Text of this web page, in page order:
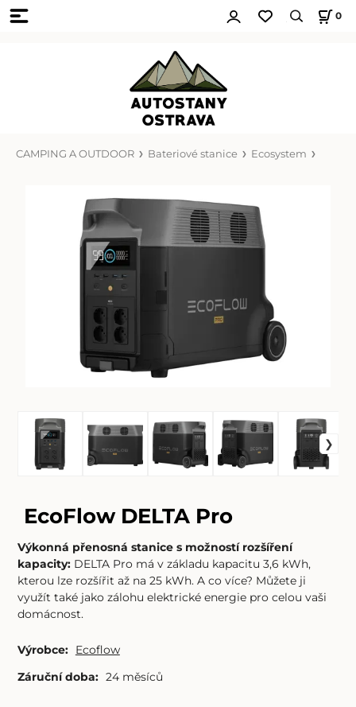
0
CAMPING A OUTDOOR Bateriové stanice Ecosystem
EcoFlow DELTA Pro
Výkonná přenosná stanice s možností rozšíření
kapacity:DELTA Pro má v základu kapacitu 3,6 kWh,
kterou lze rozšířit až na 25 kWh. A co více? Můžete ji
využít také jako zálohu elektrické energie pro celou vaši
domácnost.
Výrobce: Ecoflow
Záruční doba: 24 měsíců